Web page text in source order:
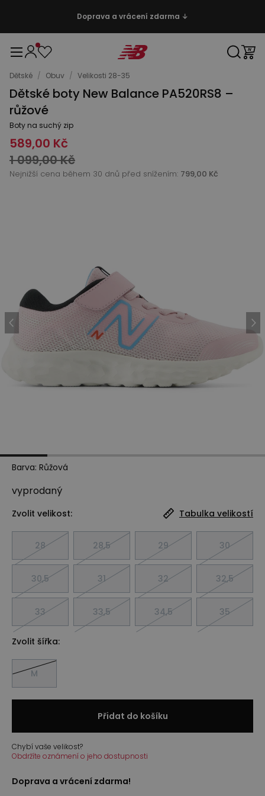
Doprava a vrácení zdarma ↓
Dětské / Obuv / Velikosti 28-35
Dětské boty New Balance PA520RS8 –
růžové
Boty na suchý zip
589,00 Kč
1 099,00 Kč
Nejnižší cena během 30 dnů před snížením: 799,00 Kč
Barva: Růžová
vyprodaný
Zvolit velikost: Tabulka velikostí
28 28,5 29 30
30,5 31 32 32,5
33 33,5 34,5 35
Zvolit šířka:
M
Přidat do košíku
Chybí vaše velikost?
Obdržíte oznámení o jeho dostupnosti
Doprava a vrácení zdarma!